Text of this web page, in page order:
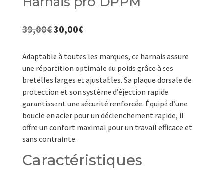
39,00€Le
initial
était :
39,00€.
30,00€Le
actuel
est :
30,00€.
Adaptable à toutes les marques, ce harnais assure
une répartition optimale du poids grâce à ses
bretelles larges et ajustables. Sa plaque dorsale de
protection et son système d’éjection rapide
garantissent une sécurité renforcée. Équipé d’une
boucle en acier pour un déclenchement rapide, il
offre un confort maximal pour un travail efficace et
sans contrainte.
Caractéristiques